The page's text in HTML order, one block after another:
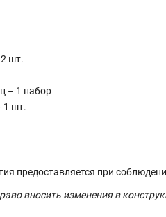
шт.
– 1 набор
1 шт.
предоставляется при
вносить изменения в